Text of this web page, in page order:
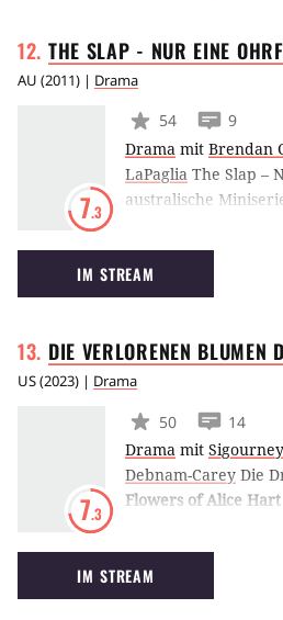
THE SLAP - NUR EINE
AU (2011) | Drama
7.3
54
9
Drama mit Brendan
LaPaglia The Slap –
australische
Ereignisse
Ohrfeige die
Grillfests komplett
IM STREAM
DIE VERLORENEN BLUMEN
US(2023) | Drama
7.3
50
14
Drama mit
Debnam-Carey Die
Flowers of Alice Hart
gleichnamigen
Erzählt wird die
Alice Hart. In ihrer
IM STREAM